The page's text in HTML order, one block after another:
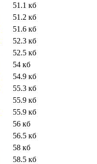
51.1 кб
51.2 кб
51.6 кб
52.3 кб
52.5 кб
54 кб
54.9 кб
55.3 кб
55.9 кб
55.9 кб
56 кб
56.5 кб
58 кб
58.5 кб